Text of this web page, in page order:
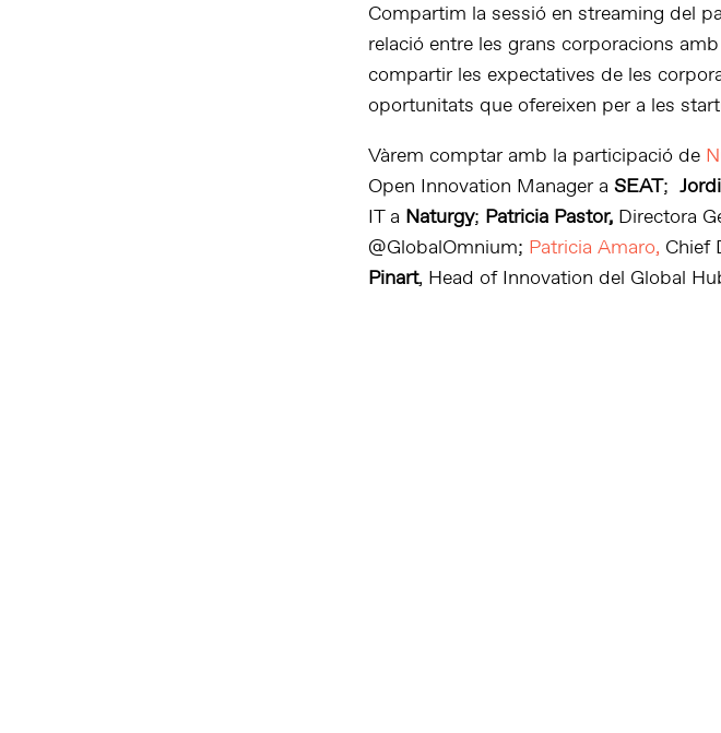
Compartim la sessió en streaming del
relació entre les grans corporacions
compartir les expectatives de les
oportunitats que ofereixen per a les
Vàrem comptar amb la participació de
Open Innovation Manager a SEAT;
IT a Naturgy; Patricia Pastor, Directora
@GlobalOmnium; Patricia Amaro, Chief
Pinart, Head of Innovation del Global